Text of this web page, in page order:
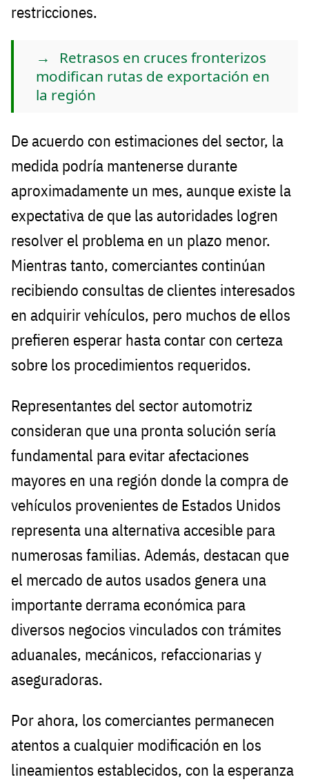
restricciones.
Retrasos en cruces fronterizos
modifican rutas de exportación en
la región
De acuerdo con estimaciones del sector, la
medida podría mantenerse durante
aproximadamente un mes, aunque existe la
expectativa de que las autoridades logren
resolver el problema en un plazo menor.
Mientras tanto, comerciantes continúan
recibiendo consultas de clientes interesados
en adquirir vehículos, pero muchos de ellos
prefieren esperar hasta contar con certeza
sobre los procedimientos requeridos.
Representantes del sector automotriz
consideran que una pronta solución sería
fundamental para evitar afectaciones
mayores en una región donde la compra de
vehículos provenientes de Estados Unidos
representa una alternativa accesible para
numerosas familias. Además, destacan que
el mercado de autos usados genera una
importante derrama económica para
diversos negocios vinculados con trámites
aduanales, mecánicos, refaccionarias y
aseguradoras.
Por ahora, los comerciantes permanecen
atentos a cualquier modificación en los
lineamientos establecidos, con la esperanza